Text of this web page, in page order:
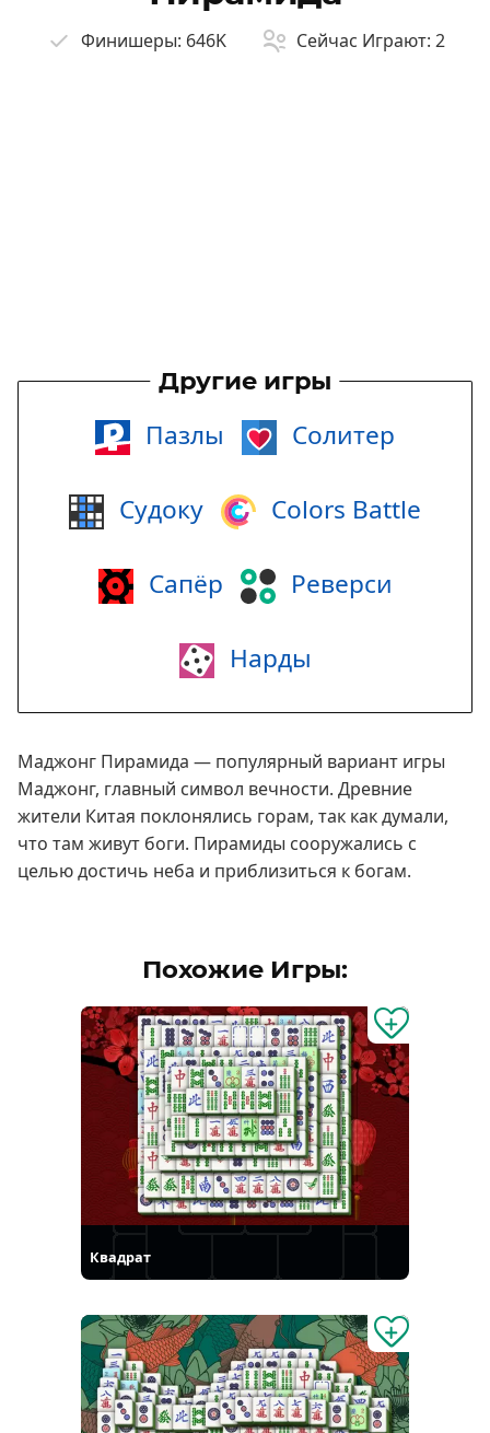
Финишеры: 646K Сейчас Играют: 2
Другие игры
Пазлы Солитер
Судоку Colors Battle
Сапёр Реверси
Нарды
Маджонг Пирамида — популярный вариант игры
Маджонг, главный символ вечности. Древние
жители Китая поклонялись горам, так как думали,
что там живут боги. Пирамиды сооружались с
целью достичь неба и приблизиться к богам.
Похожие Игры:
Квадрат